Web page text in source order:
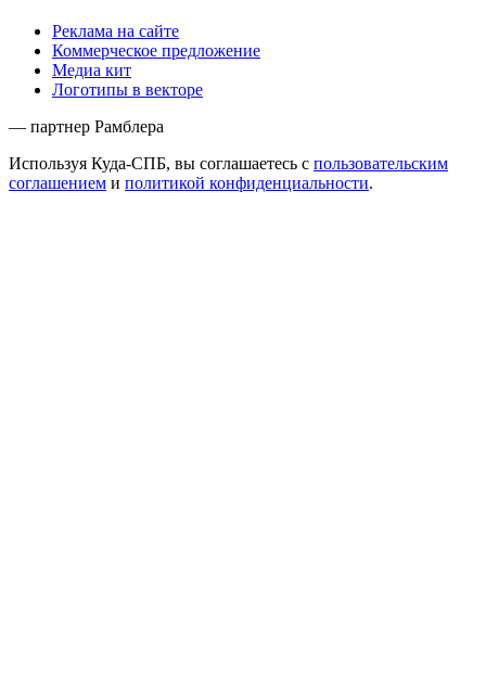
Реклама на сайте
Коммерческое предложение
Медиа кит
Логотипы в векторе
— партнер Рамблера
Используя Куда-СПБ, вы соглашаетесь с пользовательским
соглашением и политикой конфиденциальности.